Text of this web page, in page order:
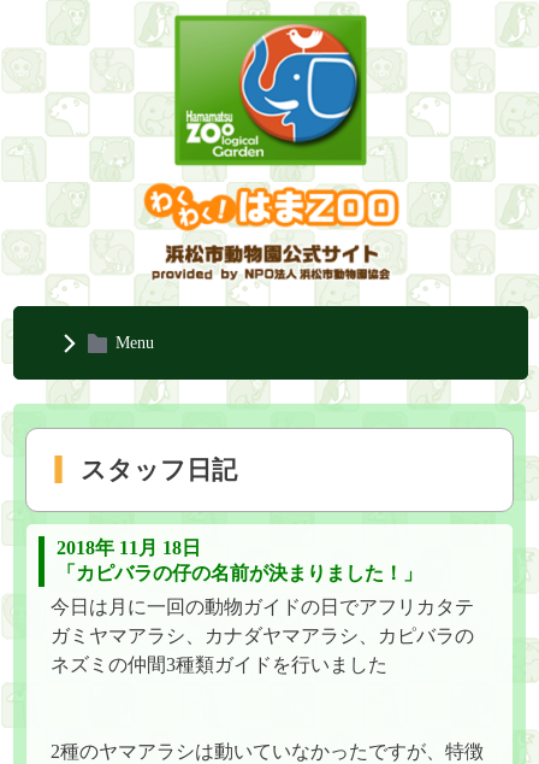
Menu
スタッフ日記
2018年 11月 18日
「カピバラの仔の名前が決まりました！」
今日は月に一回の動物ガイドの日でアフリカタテ
ガミヤマアラシ、カナダヤマアラシ、カピバラの
ネズミの仲間3種類ガイドを行いました
2種のヤマアラシは動いていなかったですが、特徴